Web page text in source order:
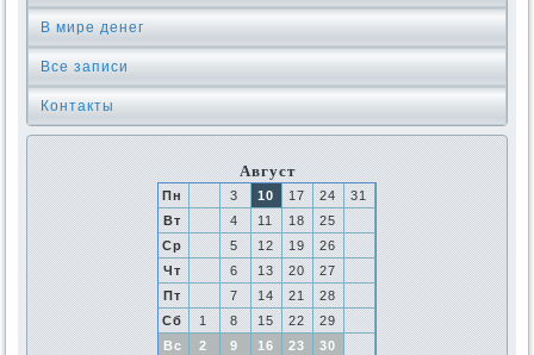
В мире денег
Все записи
Контакты
Август
Пн 3 10 17 24
31
Вт
4 11 18
25
Ср
5 12 19
26
Чт
6 13 20
27
Пт
7 14 21
28
Сб
1 8 15 22
29
Вс
2 9 16 23 30